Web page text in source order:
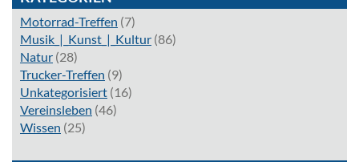
Motorrad-Treffen (7)
Musik_|_Kunst_|_Kultur (86)
Natur (28)
Trucker-Treffen (9)
Unkategorisiert (16)
Vereinsleben (46)
Wissen (25)